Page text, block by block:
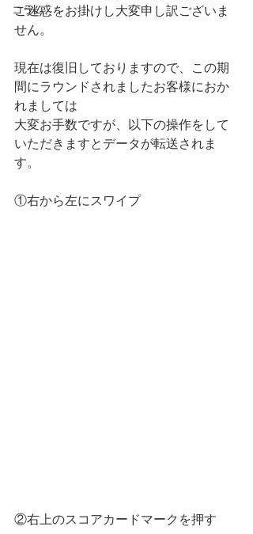
コラム
ご迷惑をお掛けし大変申し訳ございま
せん。
現在は復旧しておりますので、この期
間にラウンドされましたお客様におか
れましては
大変お手数ですが、以下の操作をして
いただきますとデータが転送されま
す。
①右から左にスワイプ
②右上のスコアカードマークを押す